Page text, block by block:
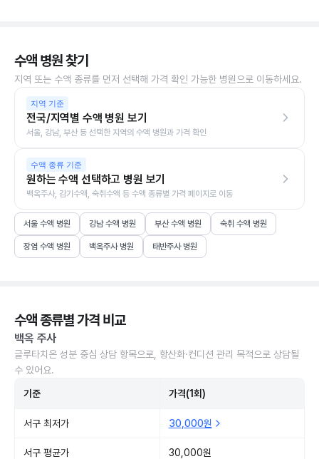
수액 병원 찾기
지역 또는 수액 종류를 먼저 선택해 가격 확인 가능한 병원으로 이동하세요.
지역 기준
전국/지역별 수액 병원 보기
서울, 강남, 부산 등 선택한 지역의 수액 병원과 가격 확인
수액 종류 기준
원하는 수액 선택하고 병원 보기
백옥주사, 감기수액, 숙취수액 등 수액 종류별 가격 페이지로 이동
서울 수액 병원 강남 수액 병원 부산 수액 병원 숙취 수액 병원
장염 수액 병원 백옥주사 병원 태반주사 병원
수액 종류별 가격 비교
백옥 주사
글루타치온 성분 중심 상담 항목으로, 항산화·컨디션 관리 목적으로 상담될
수 있어요.
기준 가격(1회)
서구 최저가 30,000원
서구 평균가 30,000원